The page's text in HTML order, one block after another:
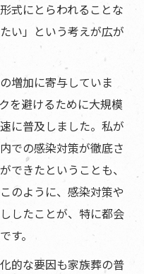
式にとらわれることな
い」という考えが広が
増加に寄与していま
を避けるために大規模
に普及しました。私が
での感染対策が徹底さ
できたということも、
のように、感染対策や
したことが、特に都会
す。
的な要因も家族葬の普